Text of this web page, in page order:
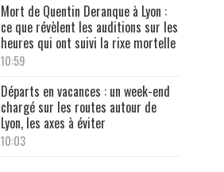
Mort de Quentin Deranque à Lyon :
ce que révèlent les auditions sur les
heures qui ont suivi la rixe mortelle
10:59
Départs en vacances : un week-end
chargé sur les routes autour de
Lyon, les axes à éviter
10:03